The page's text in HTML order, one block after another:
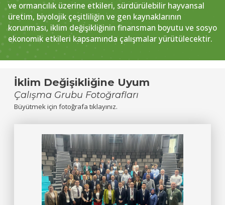
ve ormancılık üzerine etkileri, sürdürülebilir hayvansal
üretim, biyolojik çeşitliliğin ve gen kaynaklarının
korunması, iklim değişikliğinin finansman boyutu ve sosyo
ekonomik etkileri kapsamında çalışmalar yürütülecektir.
İklim Değişikliğine Uyum
Çalışma Grubu Fotoğrafları
Büyütmek için fotoğrafa tıklayınız.